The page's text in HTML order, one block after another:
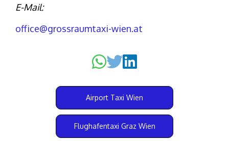
E-Mail:
office@grossraumtaxi-wien.at
Airport Taxi Wien
Flughafentaxi Graz Wien